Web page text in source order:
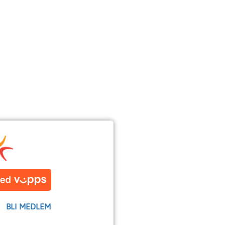
BLI MEDLEM